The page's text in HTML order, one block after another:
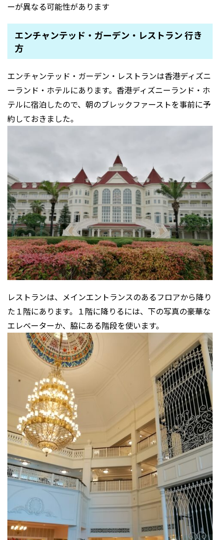
ーが異なる可能性があります
エンチャンテッド・ガーデン・レストラン 行き
方
エンチャンテッド・ガーデン・レストランは香港ディズニ
ーランド・ホテルにあります。香港ディズニーランド・ホ
テルに宿泊したので、朝のブレックファーストを事前に予
約しておきました。
レストランは、メインエントランスのあるフロアから降り
た１階にあります。１階に降りるには、下の写真の豪華な
エレベーターか、脇にある階段を使います。